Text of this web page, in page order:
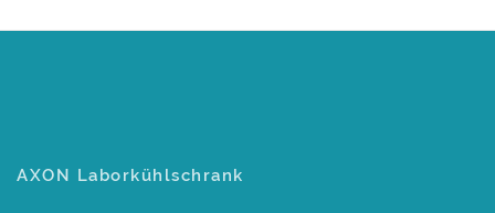
AXON Laborkühlschrank